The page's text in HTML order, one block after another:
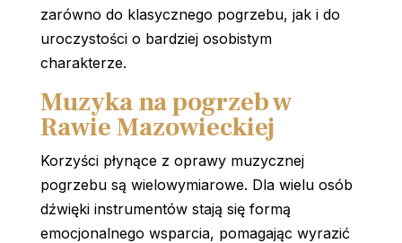
zarówno do klasycznego pogrzebu, jak i do
uroczystości o bardziej osobistym
charakterze.
Muzyka na pogrzeb w
Rawie Mazowieckiej
Korzyści płynące z oprawy muzycznej
pogrzebu są wielowymiarowe. Dla wielu osób
dźwięki instrumentów stają się formą
emocjonalnego wsparcia, pomagając wyrazić